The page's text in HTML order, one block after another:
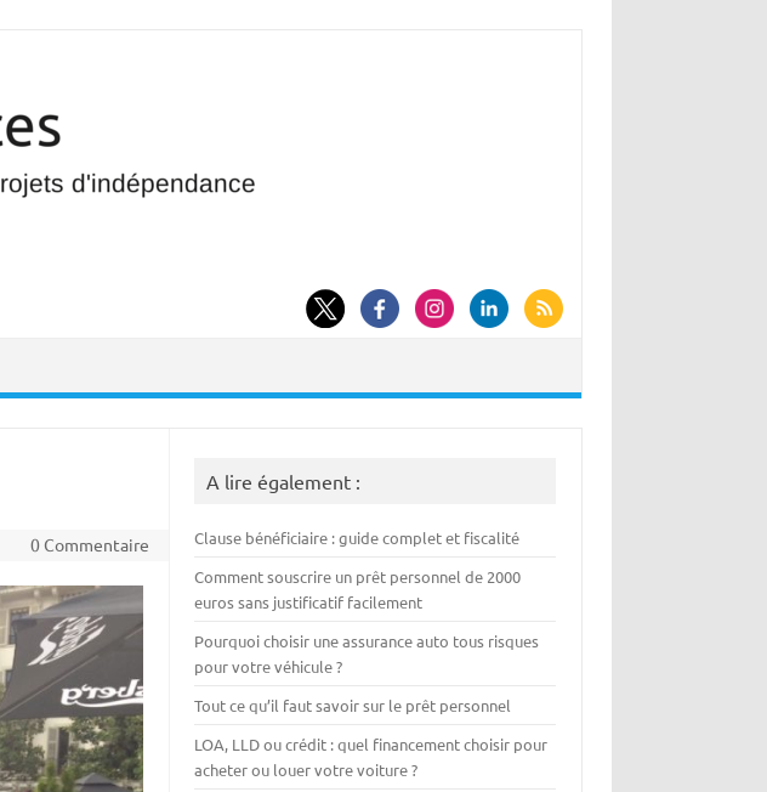
0 Commentaire
A lire également :
Clause bénéficiaire : guide complet et fiscalité
Comment souscrire un prêt personnel de 2000
euros sans justificatif facilement
Pourquoi choisir une assurance auto tous risques
pour votre véhicule ?
Tout ce qu’il faut savoir sur le prêt personnel
LOA, LLD ou crédit : quel financement choisir pour
acheter ou louer votre voiture ?